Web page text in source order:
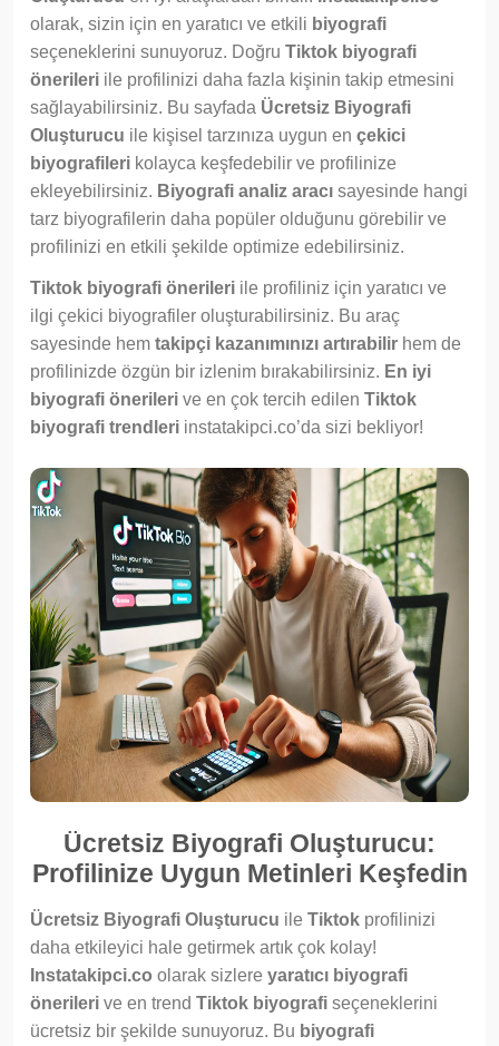
olarak, sizin için en yaratıcı ve etkili biyografi
seçeneklerini sunuyoruz. Doğru Tiktok biyografi
önerileri ile profilinizi daha fazla kişinin takip etmesini
sağlayabilirsiniz. Bu sayfada Ücretsiz Biyografi
Oluşturucu ile kişisel tarzınıza uygun en çekici
biyografileri kolayca keşfedebilir ve profilinize
ekleyebilirsiniz. Biyografi analiz aracı sayesinde hangi
tarz biyografilerin daha popüler olduğunu görebilir ve
profilinizi en etkili şekilde optimize edebilirsiniz.
Tiktok biyografi önerileri ile profiliniz için yaratıcı ve
ilgi çekici biyografiler oluşturabilirsiniz. Bu araç
sayesinde hem takipçi kazanımınızı artırabilir hem de
profilinizde özgün bir izlenim bırakabilirsiniz. En iyi
biyografi önerileri ve en çok tercih edilen Tiktok
biyografi trendleri instatakipci.co’da sizi bekliyor!
Ücretsiz Biyografi Oluşturucu:
Profilinize Uygun Metinleri Keşfedin
Ücretsiz Biyografi Oluşturucu ile Tiktok profilinizi
daha etkileyici hale getirmek artık çok kolay!
Instatakipci.co olarak sizlere yaratıcı biyografi
önerileri ve en trend Tiktok biyografi seçeneklerini
ücretsiz bir şekilde sunuyoruz. Bu biyografi